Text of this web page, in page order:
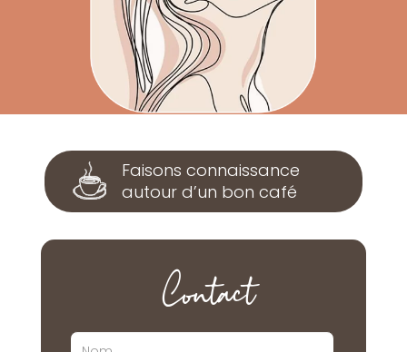
Faisons connaissance
autour d’un bon café
Contact
Nom